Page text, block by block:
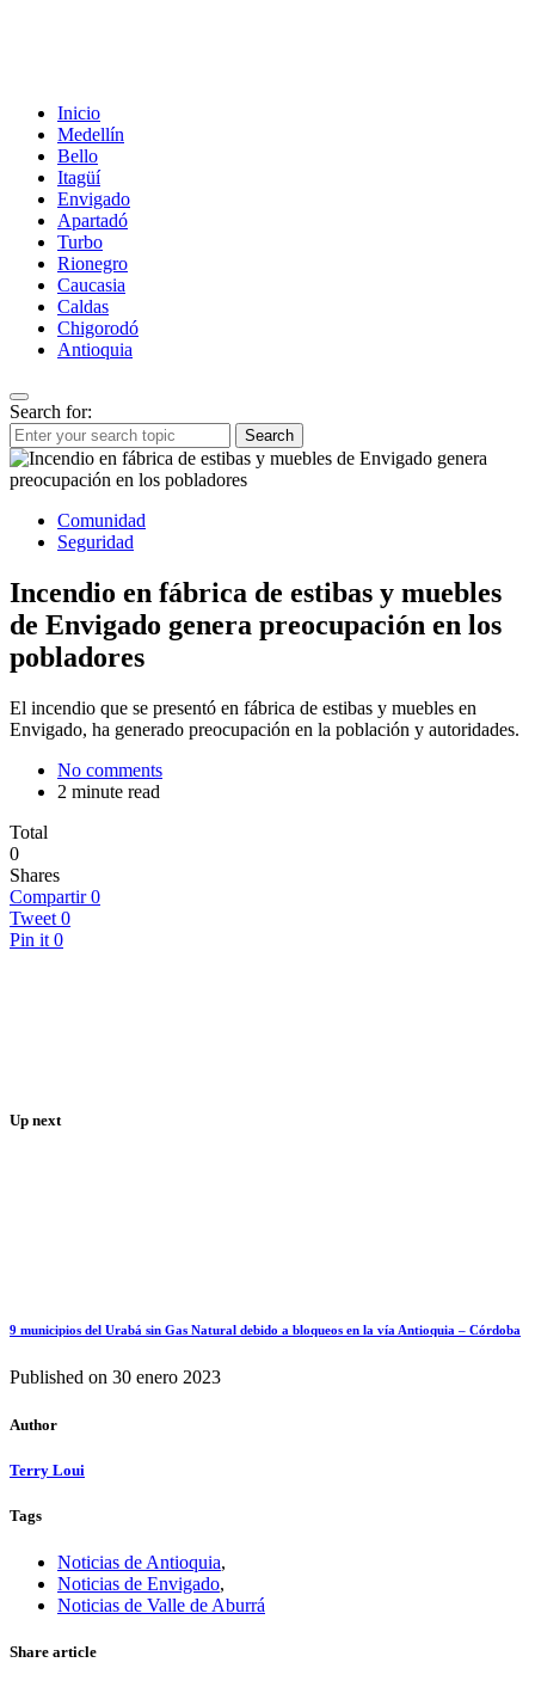
Inicio
Medellín
Bello
Itagüí
Envigado
Apartadó
Turbo
Rionegro
Caucasia
Caldas
Chigorodó
Antioquia
Search for:
Search
Comunidad
Seguridad
Incendio en fábrica de estibas y muebles
de Envigado genera preocupación en los
pobladores
El incendio que se presentó en fábrica de estibas y muebles en
Envigado, ha generado preocupación en la población y autoridades.
No comments
2 minute read
Total
0
Shares
Compartir 0
Tweet 0
Pin it 0
Up next
9 municipios del Urabá sin Gas Natural debido a bloqueos en la vía Antioquia – Córdoba
Published on 30 enero 2023
Author
Terry Loui
Tags
Noticias de Antioquia,
Noticias de Envigado,
Noticias de Valle de Aburrá
Share article